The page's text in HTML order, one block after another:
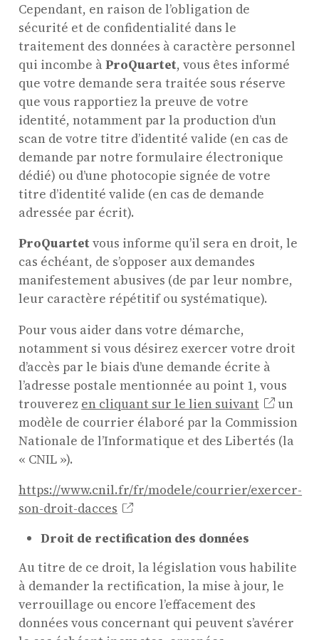
Cependant, en raison de l’obligation de
sécurité et de confidentialité dans le
traitement des données à caractère personnel
qui incombe àProQuartet, vous êtes informé
que votre demande sera traitée sous réserve
que vous rapportiez la preuve de votre
identité, notamment par la production d’un
scan de votre titre d’identité valide (en cas de
demande par notre formulaire électronique
dédié) ou d’une photocopie signée de votre
titre d’identité valide (en cas de demande
adressée par écrit).
ProQuartetvous informe qu’il sera en droit, le
cas échéant, de s’opposer aux demandes
manifestement abusives (de par leur nombre,
leur caractère répétitif ou systématique).
Pour vous aider dans votre démarche,
notamment si vous désirez exercer votre droit
d’accès par le biais d’une demande écrite à
l’adresse postale mentionnée au point 1, vous
trouverez en cliquant sur le lien suivant
un
modèle de courrier élaboré par la Commission
Nationale de l’Informatique et des Libertés (la
« CNIL »).
https://www.cnil.fr/fr/modele/courrier/exercer-
son-droit-dacces
Droit de rectification des données
Au titre de ce droit, la législation vous habilite
à demander la rectification, la mise à jour, le
verrouillage ou encore l’effacement des
données vous concernant qui peuvent s’avérer